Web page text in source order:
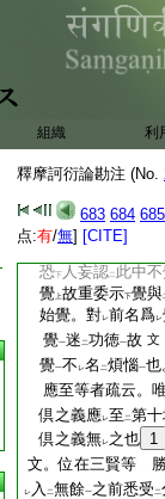
組織 利
釋摩訶衍論勘注 (No.
683 684 685
点:有/無] [CITE]
仍疏釋存 此意
相是功徳 也 爲言
相二門 作 離倶
レ 似 本
惑。是則覺惑其
足覺惑二徳一致 二如
依二相望一得レ名不
釋如何得
意乎
恐下 人妄認二 此中
覺 上故重委示下覺與
始覺。對レ前名爲レ
覺一迷 二功徳一故 文
覺一不 レ名 二煩惱一也
應至等者疏云。
倶之義應レ至 二第
倶之義無レ之也 1
文。位在三賢等
レ 入 二無餘一之前悉受 二